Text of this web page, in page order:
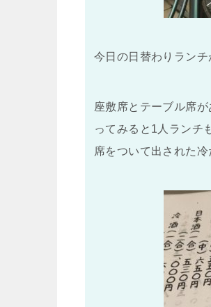
今日の日替わりラン
座敷席とテーブル席
ってみると1人ランチ
席をついて出された